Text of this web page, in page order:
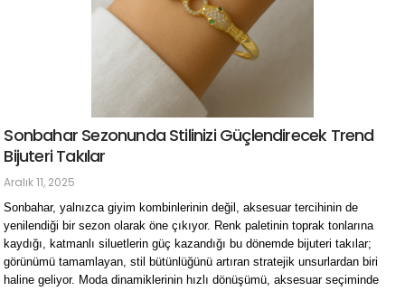
Sonbahar Sezonunda Stilinizi Güçlendirecek Trend
Bijuteri Takılar
Aralık 11, 2025
Sonbahar, yalnızca giyim kombinlerinin değil, aksesuar tercihinin de
yenilendiği bir sezon olarak öne çıkıyor. Renk paletinin toprak tonlarına
kaydığı, katmanlı siluetlerin güç kazandığı bu dönemde bijuteri takılar;
görünümü tamamlayan, stil bütünlüğünü artıran stratejik unsurlardan biri
haline geliyor. Moda dinamiklerinin hızlı dönüşümü, aksesuar seçiminde